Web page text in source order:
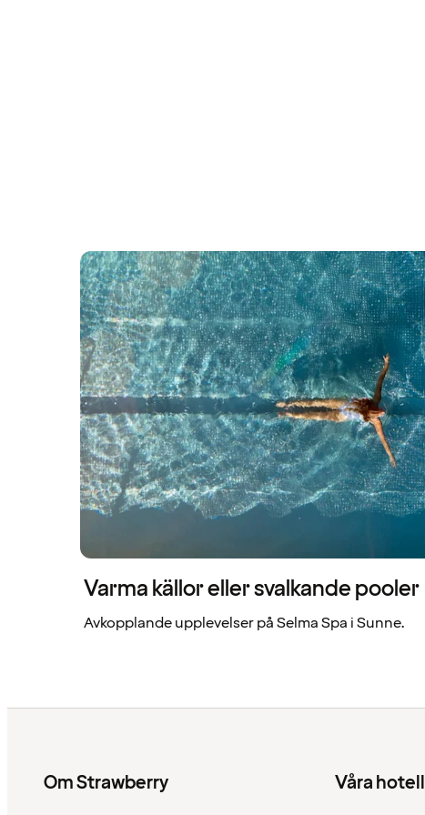
Varma källor eller svalkande pooler
Avkopplande upplevelser på Selma Spa i Sunne.
Om Strawberry Våra hotell